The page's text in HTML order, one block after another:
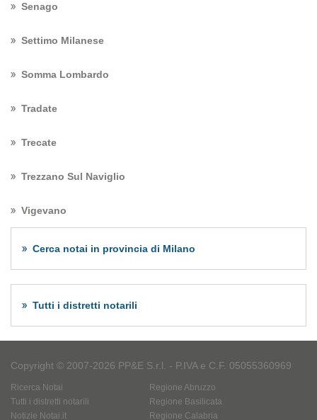
Senago
Settimo Milanese
Somma Lombardo
Tradate
Trecate
Trezzano Sul Naviglio
Vigevano
Cerca notai in provincia di Milano
Tutti i distretti notarili
Copyright © 2007-2026 PP&E S.r.l. - P.IVA e C.F. 05055360969
Ricerca Notai
Tutti i distretti notarili
Notizie Notai.it
Regione Abruzzo
Regione Basilicata
Regione Calabria